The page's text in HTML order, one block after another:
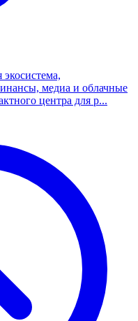
медиа и облачные
центра для р...